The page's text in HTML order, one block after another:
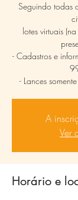
Seguindo todas
lotes virtuais
- Cadastros e
- Lances
A
Ver
Horário e